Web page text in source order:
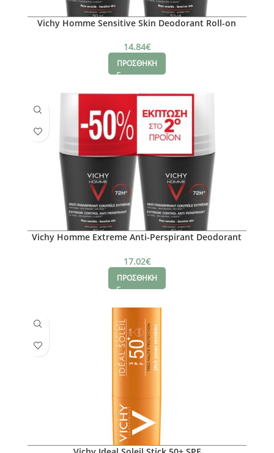
Vichy Homme Sensitive Skin Deodorant Roll-on
14.84€
ΠΡΟΣΘΗΚΗ
Vichy Homme Εxtreme Anti-Perspirant Deodorant
17.02€
ΠΡΟΣΘΗΚΗ